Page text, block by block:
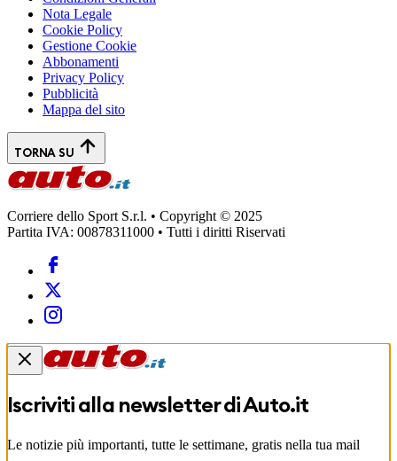
Nota Legale
Cookie Policy
Gestione Cookie
Abbonamenti
Privacy Policy
Pubblicità
Mappa del sito
TORNA SU
Corriere dello Sport S.r.l. • Copyright © 2025
Partita IVA: 00878311000 • Tutti i diritti Riservati
Iscriviti alla newsletter diAuto.it
Le notizie più importanti, tutte le settimane, gratis nella tua mail